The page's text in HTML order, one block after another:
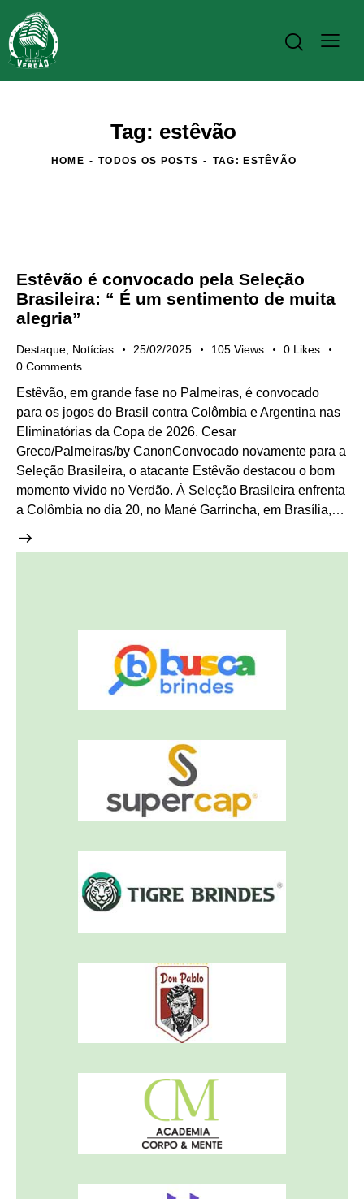
Tag: estêvão
HOME TODOS OS POSTS TAG: ESTÊVÃO
Estêvão é convocado pela Seleção
Brasileira: “ É um sentimento de muita
alegria”
Destaque, Notícias 25/02/2025 105 Views 0 Likes
0 Comments
Estêvão, em grande fase no Palmeiras, é convocado
para os jogos do Brasil contra Colômbia e Argentina nas
Eliminatórias da Copa de 2026. Cesar
Greco/Palmeiras/by CanonConvocado novamente para a
Seleção Brasileira, o atacante Estêvão destacou o bom
momento vivido no Verdão. À Seleção Brasileira enfrenta
a Colômbia no dia 20, no Mané Garrincha, em Brasília,…